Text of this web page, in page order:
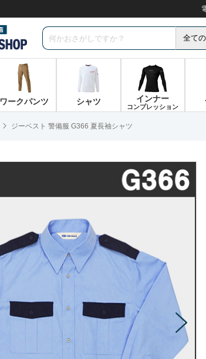
ワークパンツ シャツ インナー
コンプレッション
ジーベスト 警備服 G366 夏長袖シャツ